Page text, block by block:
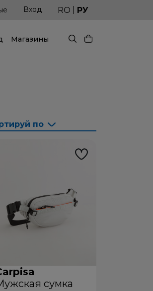
в кратчайшие сроки
Вход RO РУ
Магазины
по
сумка